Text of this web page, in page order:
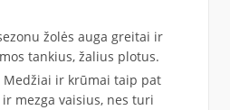
žolės auga greitai ir
tankius, žalius plotus.
ir krūmai taip pat
mezga vaisius, nes turi